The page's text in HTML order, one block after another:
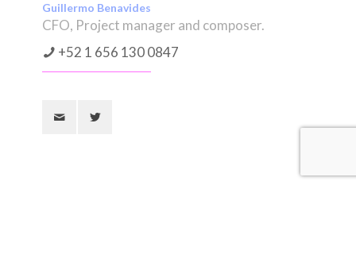
Guillermo Benavides
CFO, Project manager and composer.
+52 1 656 130 0847